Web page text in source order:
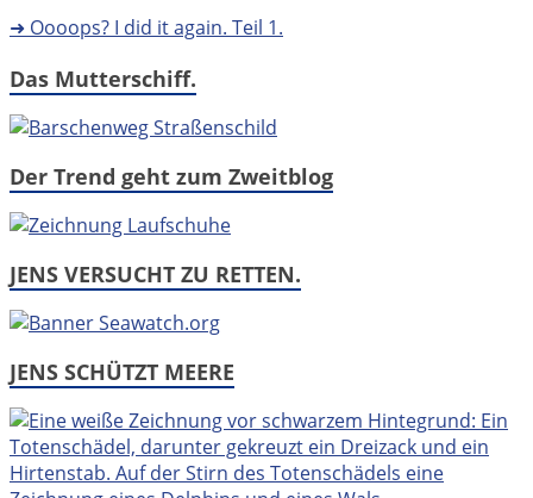
➜ Oooops? I did it again. Teil 1.
Das Mutterschiff.
Der Trend geht zum Zweitblog
JENS VERSUCHT ZU RETTEN.
JENS SCHÜTZT MEERE